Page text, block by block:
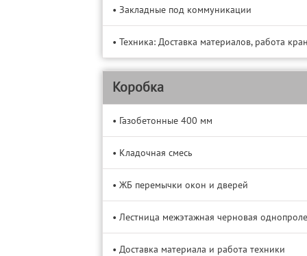
• Закладные под коммуникации
• Техника: Доставка материалов, работа
Коробка
• Газобетонные 400 мм
• Кладочная смесь
• ЖБ перемычки окон и дверей
• Лестница межэтажная черновая
• Доставка материала и работа техники